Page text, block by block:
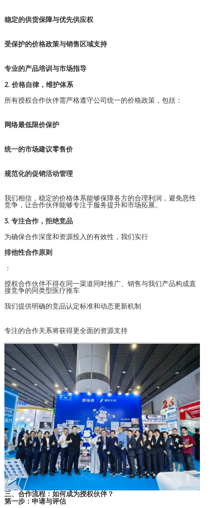
稳定的供货保障与优先供应权
受保护的价格政策与销售区域支持
专业的产品培训与市场指导
2. 价格自律，维护体系
所有授权合作伙伴需严格遵守公司统一的价格政策，包括：
网络最低限价保护
统一的市场建议零售价
规范化的促销活动管理
我们相信，稳定的价格体系能够保障各方的合理利润，避免恶性
竞争，让合作伙伴能够专注于服务提升和市场拓展。
3. 专注合作，拒绝竞品
为确保合作深度和资源投入的有效性，我们实行
排他性合作原则
：
授权合作伙伴不得在同一渠道同时推广、销售与我们产品构成直
接竞争的同类型医疗推车
我们提供明确的竞品认定标准和动态更新机制
专注的合作关系将获得更全面的资源支持
三、合作流程：如何成为授权伙伴？
第一步：申请与评估